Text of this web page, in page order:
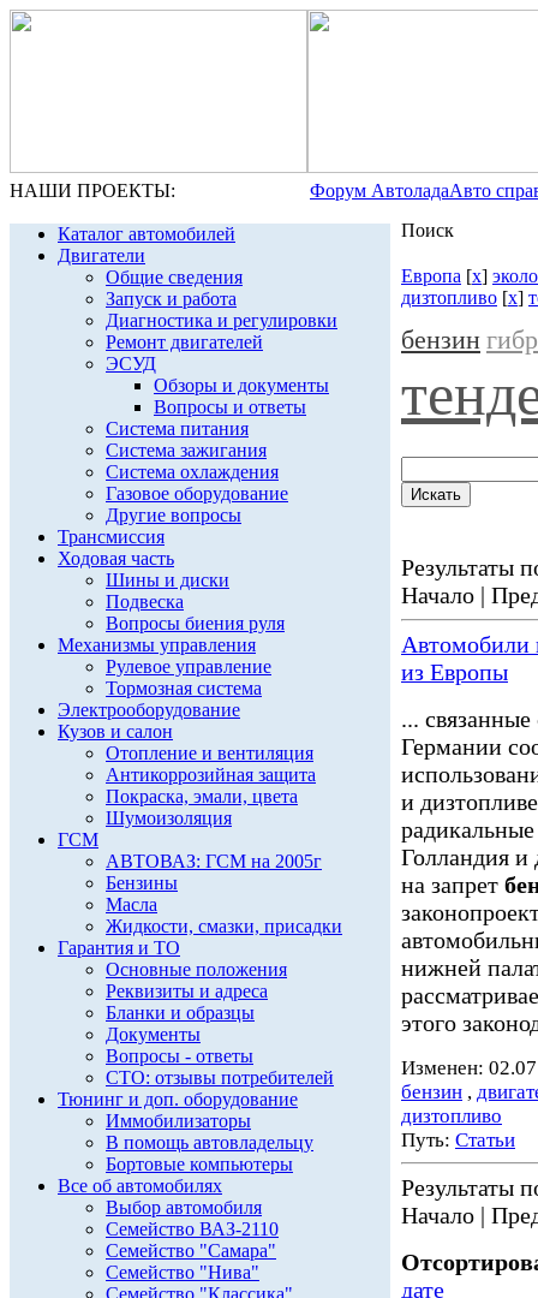
НАШИ ПРОЕКТЫ: Форум АвтоладаАвто
Каталог автомобилей
Двигатели
Общие сведения
Запуск и работа
Диагностика и регулировки
Ремонт двигателей
ЭСУД
Обзоры и документы
Вопросы и ответы
Система питания
Система зажигания
Система охлаждения
Газовое оборудование
Другие вопросы
Трансмиссия
Ходовая часть
Шины и диски
Подвеска
Вопросы биения руля
Механизмы управления
Рулевое управление
Тормозная система
Электрооборудование
Кузов и салон
Отопление и вентиляция
Антикоррозийная защита
Покраска, эмали, цвета
Шумоизоляция
ГСМ
АВТОВАЗ: ГСМ на 2005г
Бензины
Масла
Жидкости, смазки, присадки
Гарантия и ТО
Основные положения
Реквизиты и адреса
Бланки и образцы
Документы
Вопросы - ответы
СТО: отзывы потребителей
Тюнинг и доп. оборудование
Иммобилизаторы
В помощь автовладельцу
Бортовые компьютеры
Все об автомобилях
Выбор автомобиля
Семейство ВАЗ-2110
Семейство "Самара"
Семейство "Нива"
Семейство "Классика"
Поиск
Европа [x]
дизтопливо [x]
бензин
Результаты
Начало |
из Европы
...
Германии
и
Голландия и
на запрет
нижней
этого
Изменен:
бензин ,
дизтопливо
Путь: Статьи
Результаты
Начало |
дате